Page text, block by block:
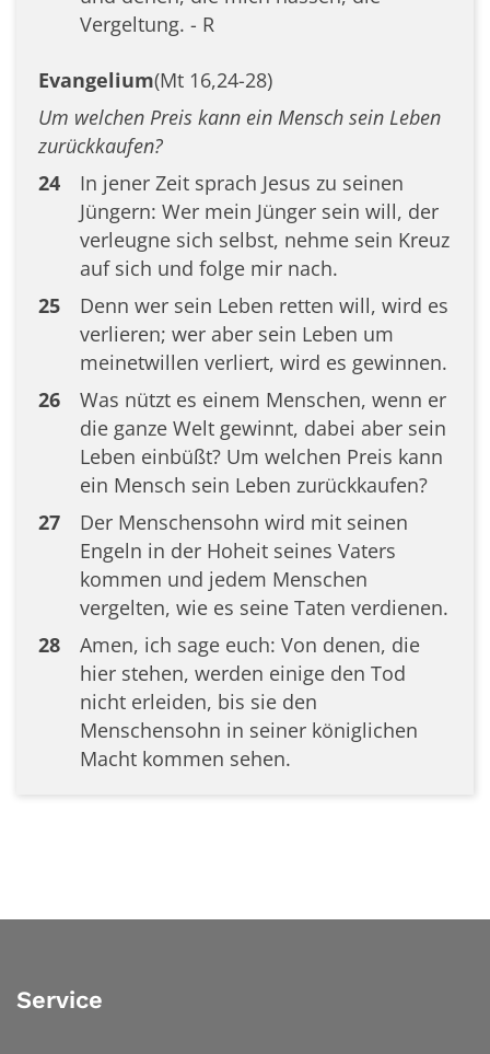
Vergeltung. - R
Evangelium(Mt 16,24-28)
Um welchen Preis kann ein Mensch sein Leben
zurückkaufen?
24
In jener Zeit sprach Jesus zu seinen
Jüngern: Wer mein Jünger sein will, der
verleugne sich selbst, nehme sein Kreuz
auf sich und folge mir nach.
25
Denn wer sein Leben retten will, wird es
verlieren; wer aber sein Leben um
meinetwillen verliert, wird es gewinnen.
26
Was nützt es einem Menschen, wenn er
die ganze Welt gewinnt, dabei aber sein
Leben einbüßt? Um welchen Preis kann
ein Mensch sein Leben zurückkaufen?
27
Der Menschensohn wird mit seinen
Engeln in der Hoheit seines Vaters
kommen und jedem Menschen
vergelten, wie es seine Taten verdienen.
28
Amen, ich sage euch: Von denen, die
hier stehen, werden einige den Tod
nicht erleiden, bis sie den
Menschensohn in seiner königlichen
Macht kommen sehen.
Service